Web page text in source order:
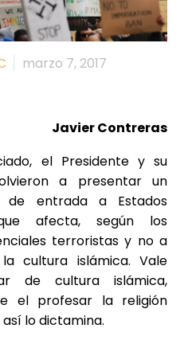
marzo 7, 2017
Javier Contreras
el Presidente y su
a presentar un
de entrada a Estados
afecta, según los
terroristas y no a
cultura islámica. Vale
de cultura islámica,
el profesar la religión
lo dictamina.